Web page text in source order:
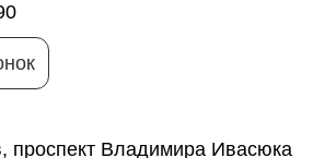
проспект Владимира Ивасюка